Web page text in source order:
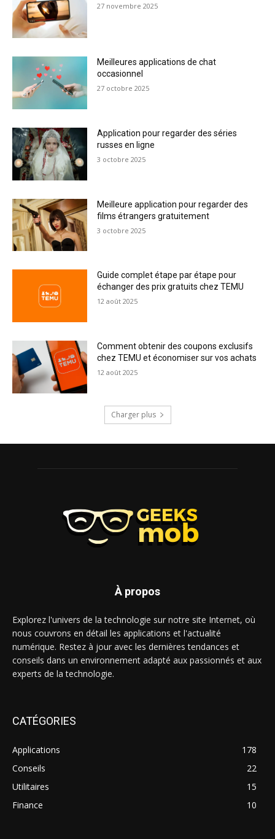
27 novembre 2025
Meilleures applications de chat
occasionnel
27 octobre 2025
Application pour regarder des séries
russes en ligne
3 octobre 2025
Meilleure application pour regarder des
films étrangers gratuitement
3 octobre 2025
Guide complet étape par étape pour
échanger des prix gratuits chez TEMU
12 août 2025
Comment obtenir des coupons exclusifs
chez TEMU et économiser sur vos achats
12 août 2025
Charger plus
À propos
Explorez l'univers de la technologie sur notre site Internet, où
nous couvrons en détail les applications et l'actualité
numérique. Restez à jour avec les dernières tendances et
conseils dans un environnement adapté aux passionnés et aux
experts de la technologie.
CATÉGORIES
Applications
178
Conseils
22
Utilitaires
15
Finance
10